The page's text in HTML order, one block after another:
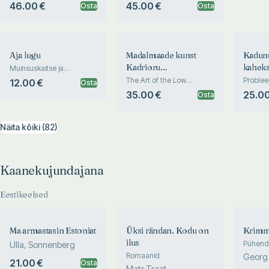
Maritime Museum
46.00 € Osta 45.00 € Osta
Aja lugu
Muinsuskaitse ja
restaureerimise ajaloos
12.00 € Osta
Madalmaade kunst
Kadrioru
kunstimuuseumis
The Art of the Low
Countries at the Kadriorg
Art Museum
35.00 € Osta
Lost
eesti
Näita kõiki (82)
Kaanekujundajana
Eestikeelsed
Ma armastasin Estoniat
Ulla, Sonnenberg
21.00 € Osta
Üksi rändan. Kodu on
ilus
Romaanid
Krimmi
Georg